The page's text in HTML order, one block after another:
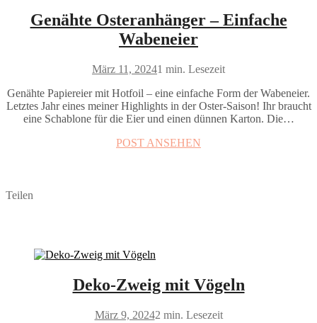
Genähte Osteranhänger – Einfache
Wabeneier
März 11, 20241 min. Lesezeit
Genähte Papiereier mit Hotfoil – eine einfache Form der Wabeneier.
Letztes Jahr eines meiner Highlights in der Oster-Saison! Ihr braucht
eine Schablone für die Eier und einen dünnen Karton. Die…
POST ANSEHEN
Teilen
Deko-Zweig mit Vögeln
März 9, 20242 min. Lesezeit